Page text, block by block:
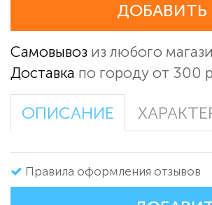
ДОБАВИТЬ
Самовывоз из любого
Доставка по городу от 300
ОПИСАНИЕ
Правила оформления отзывов